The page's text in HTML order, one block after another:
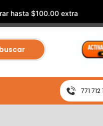
hasta $100.00 extra
buscar
771 712